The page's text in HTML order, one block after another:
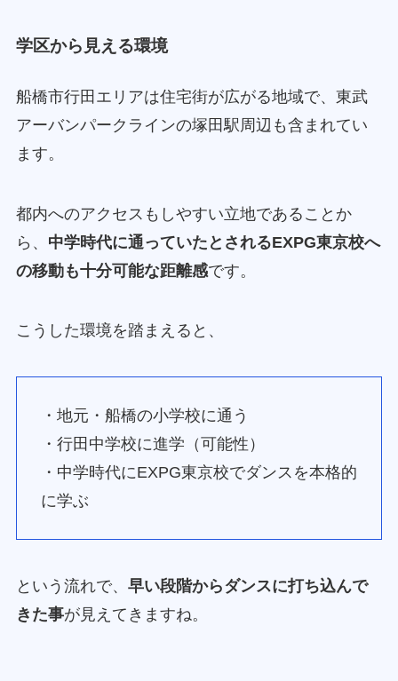
学区から見える環境
船橋市行田エリアは住宅街が広がる地域で、東武
アーバンパークラインの塚田駅周辺も含まれてい
ます。
都内へのアクセスもしやすい立地であることか
ら、 中学時代に通っていたとされるEXPG東京校へ
の移動も十分可能な距離感です。
こうした環境を踏まえると、
・地元・船橋の小学校に通う
・行田中学校に進学（可能性）
・中学時代にEXPG東京校でダンスを本格的
に学ぶ
という流れで、 早い段階からダンスに打ち込んで
きた事が見えてきますね。